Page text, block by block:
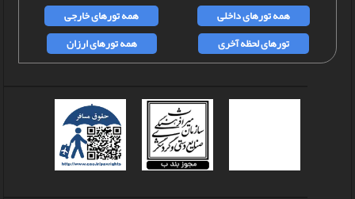
همه تورهای داخلی
همه تورهای خارجی
تورهای لحظه آخری
همه تورهای ارزان